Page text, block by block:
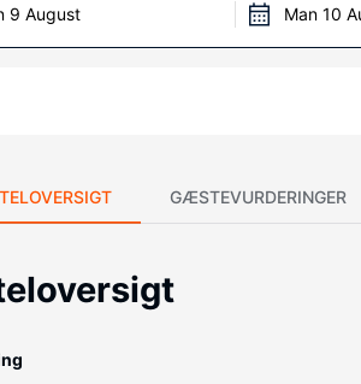
9 August Man 10
GÆSTEVURDERINGER